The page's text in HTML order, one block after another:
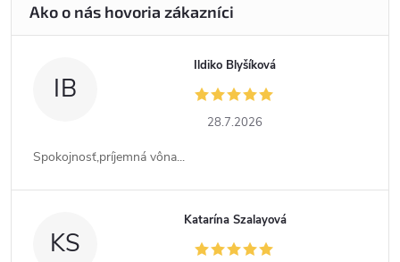
IB
Ildiko Blyšíková
28.7.2026
Spokojnosť,príjemná vôna...
KS
Katarína Szalayová